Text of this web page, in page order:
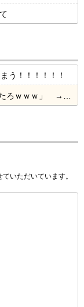
う！！！！！！
まっていて無事車内に発射
いただいています。